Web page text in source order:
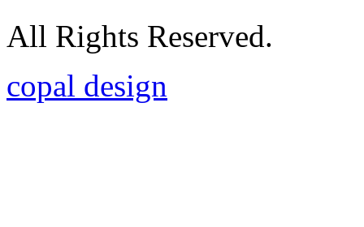
All Rights Reserved.
copal design